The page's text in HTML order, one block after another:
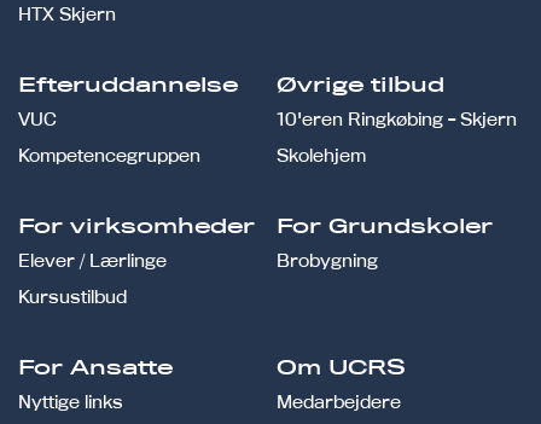
HTX Skjern
Efteruddannelse
VUC
Kompetencegruppen
Øvrige tilbud
10'eren Ringkøbing - Skjern
Skolehjem
For virksomheder
Elever / Lærlinge
Kursustilbud
For Grundskoler
Brobygning
For Ansatte
Nyttige links
Om UCRS
Medarbejdere